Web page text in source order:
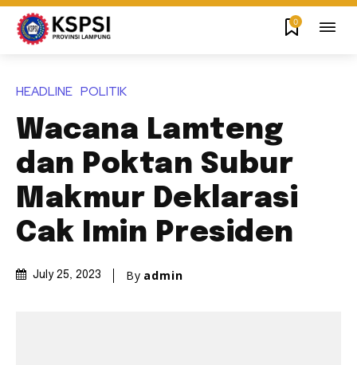
0
HEADLINE POLITIK
Wacana Lamteng
dan Poktan Subur
Makmur Deklarasi
Cak Imin Presiden
July 25, 2023 By admin